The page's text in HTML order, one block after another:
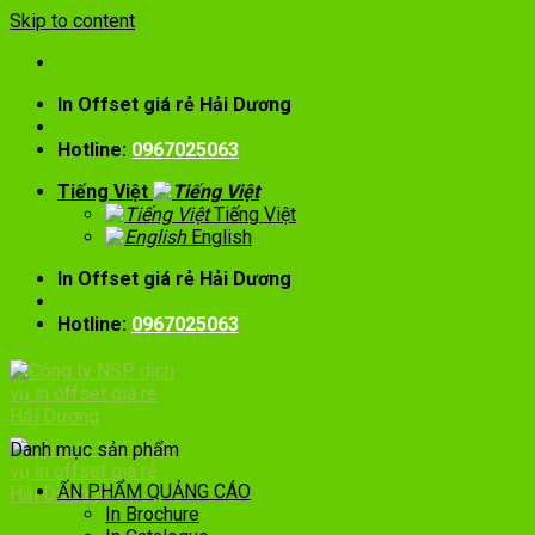
Skip to content
In Offset giá rẻ Hải Dương
Hotline: 0967025063
Tiếng Việt
Tiếng Việt
English
In Offset giá rẻ Hải Dương
Hotline: 0967025063
Danh mục sản phẩm
ẤN PHẨM QUẢNG CÁO
In Brochure